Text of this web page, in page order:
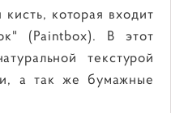
которая входит
(Paintbox). В этот
текстурой
а так же бумажные